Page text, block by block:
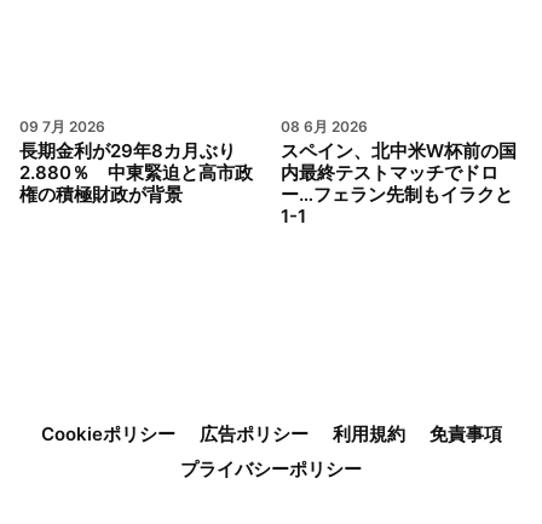
09 7月 2026
長期金利が29年8カ月ぶり
2.880％ 中東緊迫と高市政
権の積極財政が背景
08 6月 2026
スペイン、北中米W杯前の国
内最終テストマッチでドロ
ー…フェラン先制もイラクと
1-1
Cookieポリシー 広告ポリシー 利用規約
免責事項
プライバシーポリシー